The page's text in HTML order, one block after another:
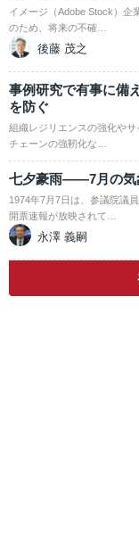
イメージ（Adobe Stock）企
のため、将来の不確…
後藤 茂之
事例研究で有事に備
を防ぐ
組織レジリエンスの強化や
チェーンの強靭化な…
七夕豪雨――7月の
1974年7月7日は、参議院議
開票速報が放映されて…
永澤 義嗣